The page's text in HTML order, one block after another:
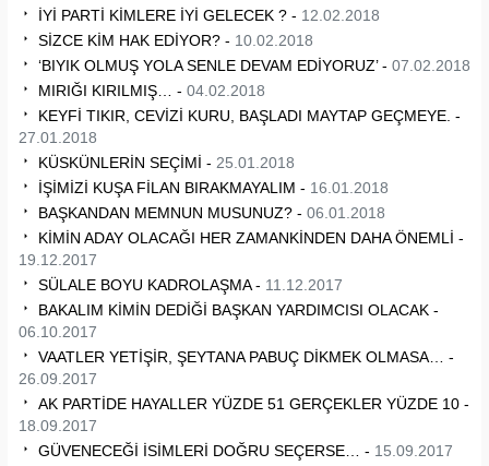
İYİ PARTİ KİMLERE İYİ GELECEK ? - 12.02.2018
SİZCE KİM HAK EDİYOR? - 10.02.2018
‘BIYIK OLMUŞ YOLA SENLE DEVAM EDİYORUZ’ - 07.02.2018
MIRIĞI KIRILMIŞ… - 04.02.2018
KEYFİ TIKIR, CEVİZİ KURU, BAŞLADI MAYTAP GEÇMEYE. -
27.01.2018
KÜSKÜNLERİN SEÇİMİ - 25.01.2018
İŞİMİZİ KUŞA FİLAN BIRAKMAYALIM - 16.01.2018
BAŞKANDAN MEMNUN MUSUNUZ? - 06.01.2018
KİMİN ADAY OLACAĞI HER ZAMANKİNDEN DAHA ÖNEMLİ -
19.12.2017
SÜLALE BOYU KADROLAŞMA - 11.12.2017
BAKALIM KİMİN DEDİĞİ BAŞKAN YARDIMCISI OLACAK -
06.10.2017
VAATLER YETİŞİR, ŞEYTANA PABUÇ DİKMEK OLMASA… -
26.09.2017
AK PARTİDE HAYALLER YÜZDE 51 GERÇEKLER YÜZDE 10 -
18.09.2017
GÜVENECEĞİ İSİMLERİ DOĞRU SEÇERSE… - 15.09.2017